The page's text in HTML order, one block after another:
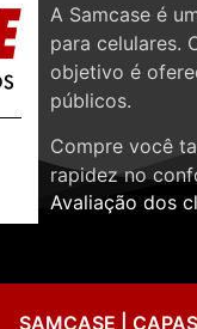
A Samcase é
para celulares.
objetivo é
públicos.
Compre você
rapidez no
Avaliação dos
SAMCASE |